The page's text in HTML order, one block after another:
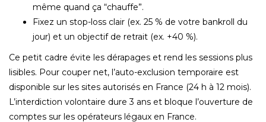
même quand ça “chauffe”.
Fixez un stop-loss clair (ex. 25 % de votre bankroll du
jour) et un objectif de retrait (ex. +40 %).
Ce petit cadre évite les dérapages et rend les sessions plus
lisibles. Pour couper net, l’auto-exclusion temporaire est
disponible sur les sites autorisés en France (24 h à 12 mois).
L’interdiction volontaire dure 3 ans et bloque l’ouverture de
comptes sur les opérateurs légaux en France.